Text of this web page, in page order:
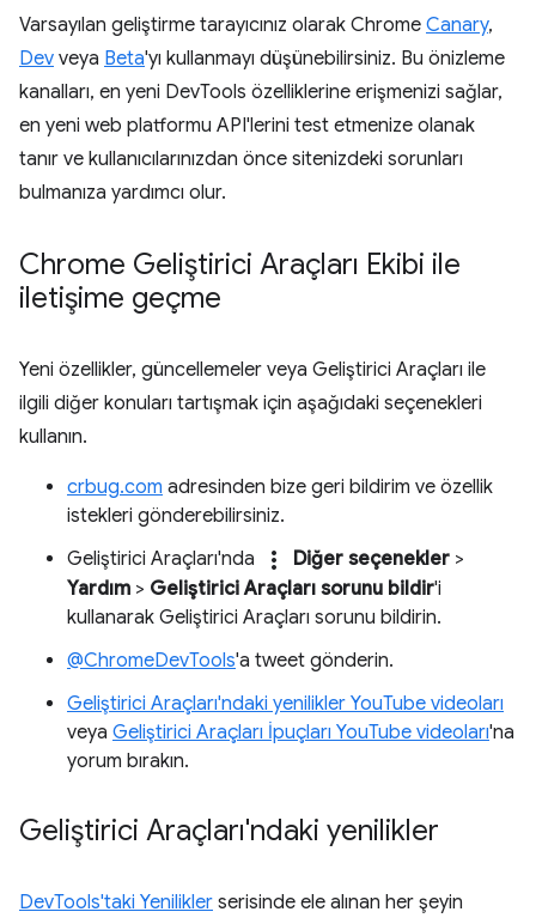
Varsayılan geliştirme tarayıcınız olarak Chrome Canary,
Dev veya Beta'yı kullanmayı düşünebilirsiniz. Bu önizleme
kanalları, en yeni DevTools özelliklerine erişmenizi sağlar,
en yeni web platformu API'lerini test etmenize olanak
tanır ve kullanıcılarınızdan önce sitenizdeki sorunları
bulmanıza yardımcı olur.
Chrome Geliştirici Araçları Ekibi ile
iletişime geçme
Yeni özellikler, güncellemeler veya Geliştirici Araçları ile
ilgili diğer konuları tartışmak için aşağıdaki seçenekleri
kullanın.
crbug.com adresinden bize geri bildirim ve özellik
istekleri gönderebilirsiniz.
Geliştirici Araçları'nda
more_vert Diğer seçenekler >
Yardım > Geliştirici Araçları sorunu bildir'i
kullanarak Geliştirici Araçları sorunu bildirin.
@ChromeDevTools'a tweet gönderin.
Geliştirici Araçları'ndaki yenilikler YouTube videoları
veya Geliştirici Araçları İpuçları YouTube videoları'na
yorum bırakın.
Geliştirici Araçları'ndaki yenilikler
DevTools'taki Yenilikler serisinde ele alınan her şeyin